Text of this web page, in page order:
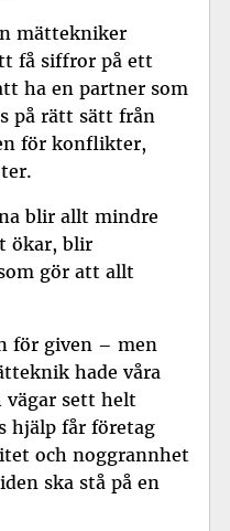
mättekniker
få siffror på ett
ha en partner som
på rätt sätt från
för konflikter,
blir allt mindre
ökar, blir
gör att allt
för given – men
hade våra
vägar sett helt
hjälp får företag
och noggrannhet
ska stå på en